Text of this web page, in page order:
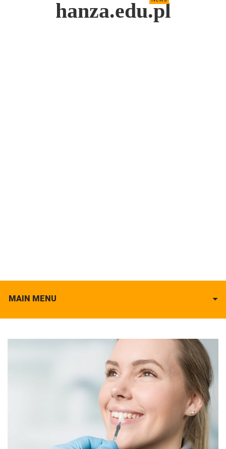
hanza.edu.pl
MAIN MENU